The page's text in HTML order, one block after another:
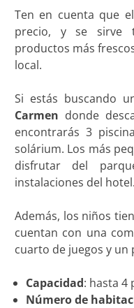
Ten en cuenta que
precio, y se sirve
productos más
local.
Si estás buscando
Carmen donde
encontrarás 3
solárium. Los más
disfrutar del
instalaciones del hotel.
Además, los niños
cuentan con una
cuarto de juegos y un
Capacidad: hasta 4
Número de